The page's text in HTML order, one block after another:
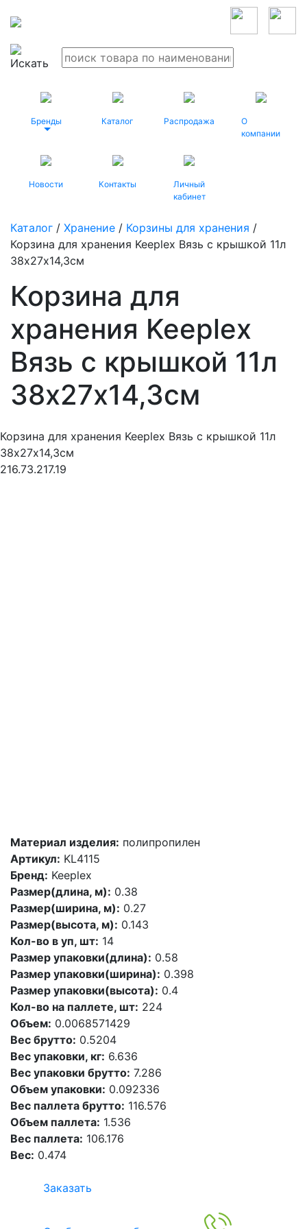
Бренды Каталог Распродажа
О
компании
Новости Контакты
Личный
кабинет
Каталог / Хранение / Корзины для хранения /
Корзина для хранения Keeplex Вязь с крышкой 11л
38х27х14,3см
Корзина для
хранения Keeplex
Вязь с крышкой 11л
38х27х14,3см
Корзина для хранения Keeplex Вязь с крышкой 11л
38х27х14,3см
216.73.217.19
Материал изделия: полипропилен
Артикул: KL4115
Бренд: Keeplex
Размер(длина, м): 0.38
Размер(ширина, м): 0.27
Размер(высота, м): 0.143
Кол-во в уп, шт: 14
Размер упаковки(длина): 0.58
Размер упаковки(ширина): 0.398
Размер упаковки(высота): 0.4
Кол-во на паллете, шт: 224
Объем: 0.0068571429
Вес брутто: 0.5204
Вес упаковки, кг: 6.636
Вес упаковки брутто: 7.286
Объем упаковки: 0.092336
Вес паллета брутто: 116.576
Объем паллета: 1.536
Вес паллета: 106.176
Вес: 0.474
Заказать